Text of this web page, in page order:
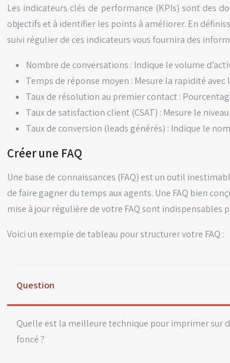
Les indicateurs clés de performance (KPIs) sont des
objectifs et à identifier les points à améliorer. En
suivi régulier de ces indicateurs vous fournira des
Nombre de conversations : Indique le volume
Temps de réponse moyen : Mesure la rapidité
Taux de résolution au premier contact :
Taux de satisfaction client (CSAT) : Mesure le
Taux de conversion (leads générés) : Indique le
Créer une FAQ
Une base de connaissances (FAQ) est un outil
de faire gagner du temps aux agents. Une FAQ bien
mise à jour régulière de votre FAQ sont indispensables
Voici un exemple de tableau pour structurer votre FAQ :
Question
Quelle est la meilleure technique pour imprimer sur
foncé ?